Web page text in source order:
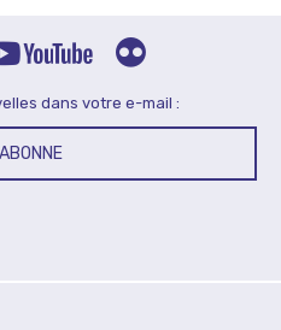
dans votre e-mail :